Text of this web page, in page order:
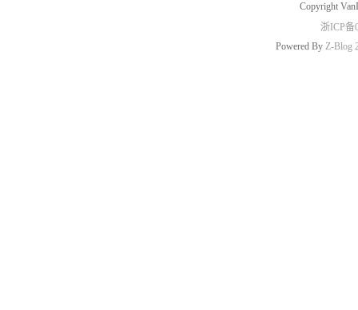
Copyright
浙ICP备
Powered By Z-Blog